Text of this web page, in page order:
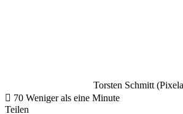
Torsten Schmitt
70 Weniger als eine Minute
Teilen